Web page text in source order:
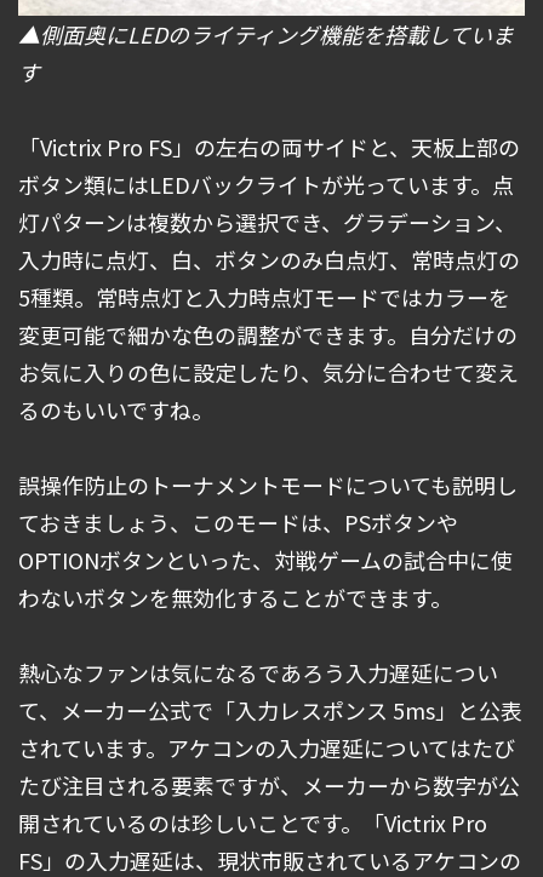
▲側面奥にLEDのライティング機能を搭載していま
す
「Victrix Pro FS」の左右の両サイドと、天板上部の
ボタン類にはLEDバックライトが光っています。点
灯パターンは複数から選択でき、グラデーション、
入力時に点灯、白、ボタンのみ白点灯、常時点灯の
5種類。常時点灯と入力時点灯モードではカラーを
変更可能で細かな色の調整ができます。自分だけの
お気に入りの色に設定したり、気分に合わせて変え
るのもいいですね。
誤操作防止のトーナメントモードについても説明し
ておきましょう、このモードは、PSボタンや
OPTIONボタンといった、対戦ゲームの試合中に使
わないボタンを無効化することができます。
熱心なファンは気になるであろう入力遅延につい
て、メーカー公式で「入力レスポンス 5ms」と公表
されています。アケコンの入力遅延についてはたび
たび注目される要素ですが、メーカーから数字が公
開されているのは珍しいことです。「Victrix Pro
FS」の入力遅延は、現状市販されているアケコンの